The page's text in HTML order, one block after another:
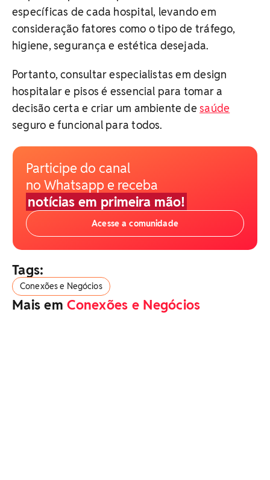
específicas de cada hospital, levando em
consideração fatores como o tipo de tráfego,
higiene, segurança e estética desejada.
Portanto, consultar especialistas em design
hospitalar e pisos é essencial para tomar a
decisão certa e criar um ambiente desaúde
seguro e funcional para todos.
Participe do canal
no Whatsapp e receba
notícias em primeira mão!
Acesse a comunidade
Tags:
Conexões e Negócios
Mais emConexões e Negócios